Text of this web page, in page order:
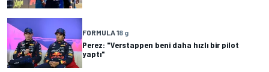
FORMULA 18 g
Perez: "Verstappen beni daha hızlı bir pilot
yaptı"